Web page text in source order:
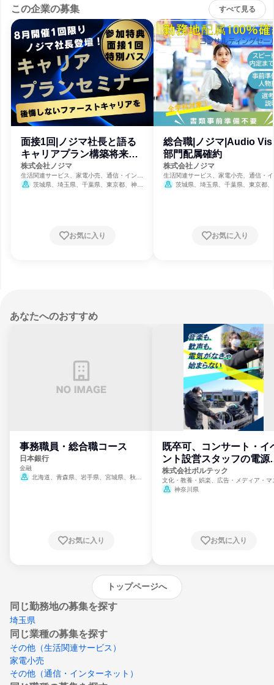
この企業の募集 すべて見る
面接1回|ノジマ社長と語る
キャリアプラン構築将来設
計セミナー
株式会社ノジマ
生活関連サービス、家電小売、通信・インタ
ーネット茨城県、埼玉県、千葉県、東京都、神奈
お気に入り
総合職|ノジマ|Audio
部門配属確約
株式会社ノジマ
生活関連サービス、家電小売、通信・
ーネット茨城県、埼玉県、千葉県、東京都
お気に入り
あなたへのおすすめ
事務職員・総合職コース
日本銀行
金融
北海道、青森県、岩手県、宮城県、秋田
崎県、熊本県、大分県、宮崎県、鹿児島県、
お気に入り
既卒可、コンサート・イ
ント設営スタッフの電源
門
株式会社ボルテック
文化・教養・娯楽、広告・メディア・マ
ミ、電力・ガス・水道・エネルギー
神奈川県
お気に入り
トップページへ
同じ勤務地の募集を探す
埼玉県
同じ業種の募集を探す
その他（生活関連サービス）
家電小売
その他（通信・インターネット）